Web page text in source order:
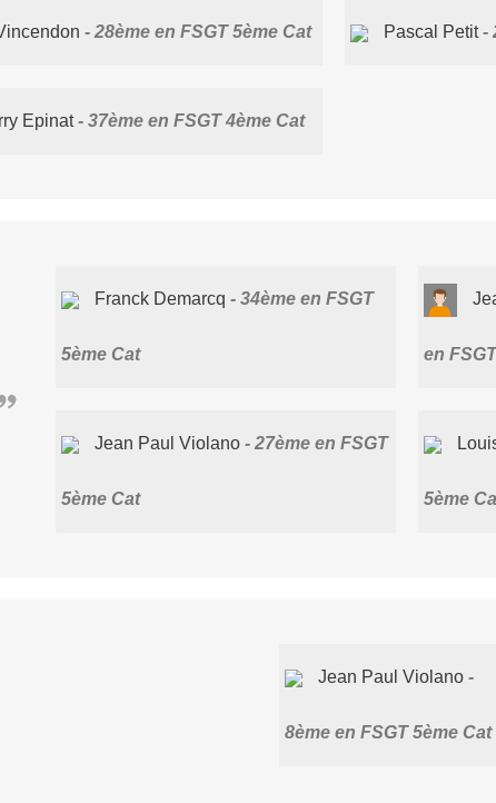
28ème en FSGT 5ème Cat Pascal Petit
Epinat 37ème en FSGT 4ème Cat
Franck Demarcq 34ème en FSGT
5ème Cat en
Jean Paul Violano 27ème en FSGT
5ème Cat 5ème
Jean Paul Violano
8ème en FSGT 5ème Cat